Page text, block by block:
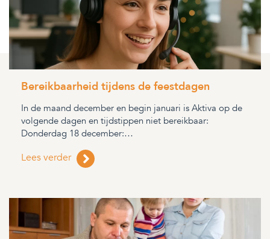
Bereikbaarheid tijdens de feestdagen
In de maand december en begin januari is Aktiva op de
volgende dagen en tijdstippen niet bereikbaar:
Donderdag 18 december:…
Lees verder